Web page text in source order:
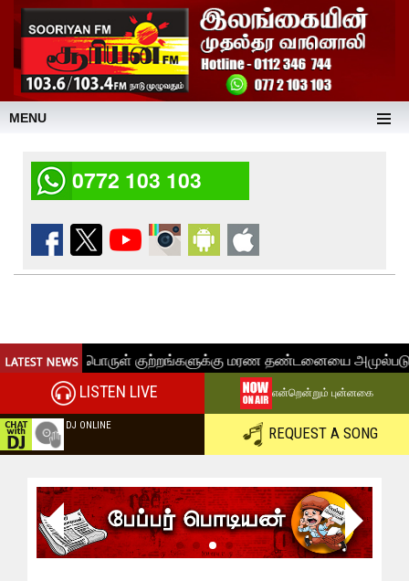
MENU
0772 103 103
LISTEN LIVE என்றென்றும் புன்னகை
DJ ONLINE REQUEST A SONG